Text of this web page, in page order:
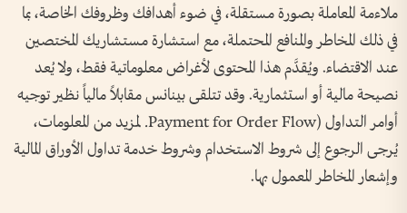
ملاءمة المعاملة بصورة مستقلة، في ضوء أهدافك وظروفك الخاصة، بما
في ذلك المخاطر والمنافع المحتملة، مع استشارة مستشاريك المختصين
عند الاقتضاء. ويُقدَّم هذا المحتوى لأغراض معلوماتية فقط، ولا يُعد
نصيحة مالية أو استثمارية. وقد تتلقى بينانس مقابلاً مالياً نظير توجيه
أوامر التداول (Payment for Order Flow. لمزيد من المعلومات،
يُرجى الرجوع إلى شروط الاستخدام وشروط خدمة تداول الأوراق المالية
وإشعار المخاطر المعمول بها.